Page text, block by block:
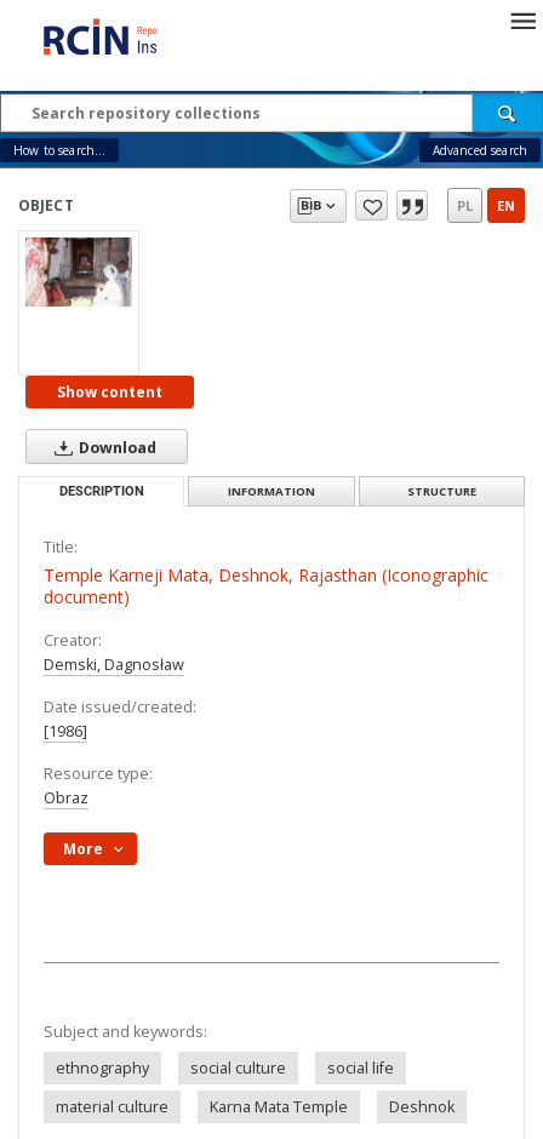
How to search... Advanced search
OBJECT PL EN
Show content
Download
DESCRIPTION INFORMATION STRUCTURE
Title:
Temple Karneji Mata, Deshnok, Rajasthan (Iconographic
document)
Creator:
Demski, Dagnosław
Date issued/created:
[1986]
Resource type:
Obraz
More
Subject and keywords:
ethnography
social culture
social life
material culture
Karna Mata Temple Deshnok